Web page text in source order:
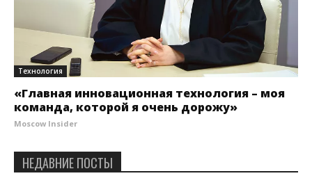
Технология
«Главная инновационная технология – моя
команда, которой я очень дорожу»
Moscow Insider
НЕДАВНИЕ ПОСТЫ